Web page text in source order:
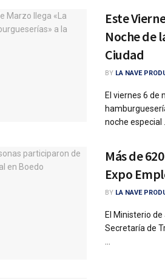
Este
Noche de
Ciudad
BY LA NAVE
El viernes 6 de
noche especial ...
Más de
Expo
BY LA NAVE
El Ministerio
Secretaría de